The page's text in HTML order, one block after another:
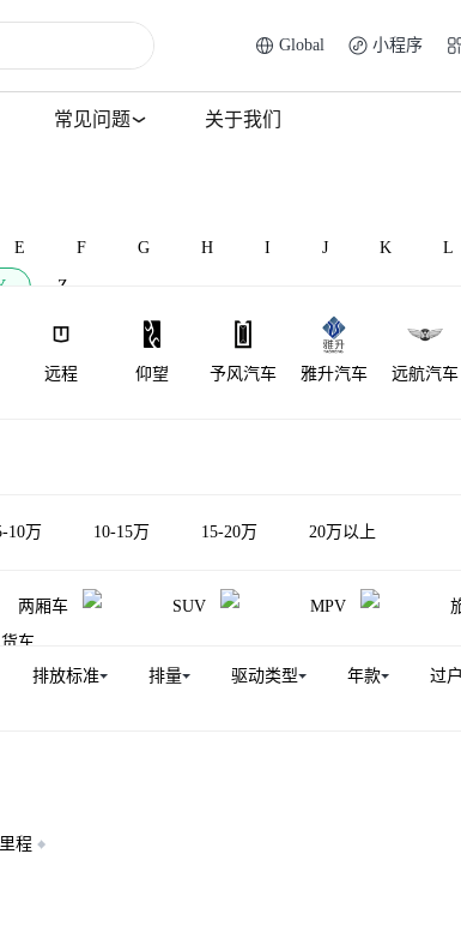
Global 小程序
常见问题 关于我们
E F G H I J K L
Z
远程 仰望 予风汽车 雅升汽车 远航汽车
10万 10-15万 15-20万 20万以上
两厢车 SUV MPV
货车
排放标准 排量 驱动类型 年款 过
里程